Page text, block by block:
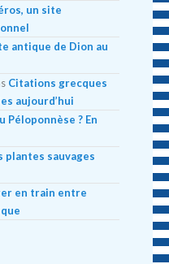
un site
antique de Dion au
Citations grecques
aujourd’hui
Péloponnèse ? En
plantes sauvages
en train entre